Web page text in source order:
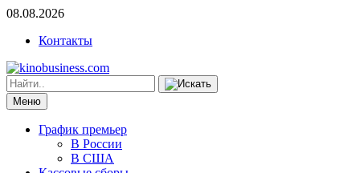
08.08.2026
Контакты
Меню
График премьер
В России
В США